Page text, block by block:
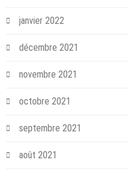
janvier 2022
décembre 2021
novembre 2021
octobre 2021
septembre 2021
août 2021